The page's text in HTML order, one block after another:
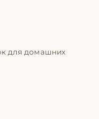
для домашних